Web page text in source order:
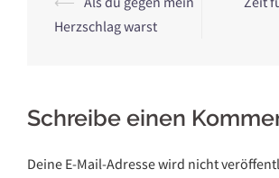
Navigation
Herzschlag warst
Schreibe einen
Deine E-Mail-Adresse wird nicht